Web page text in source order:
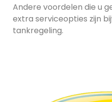
Andere voordelen die u
extra serviceopties zijn
tankregeling.